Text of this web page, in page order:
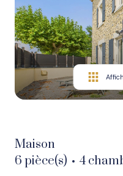
Nos
biens
en
vente
Nos
Nos
Maison
6 pièce(s)
4